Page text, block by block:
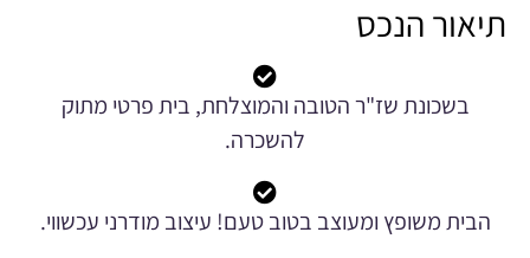
תיאור הנכס
בשכונת שז"ר הטובה והמוצלחת, בית פרטי מתוק
להשכרה.
הבית משופץ ומעוצב בטוב טעם! עיצוב מודרני עכשווי.